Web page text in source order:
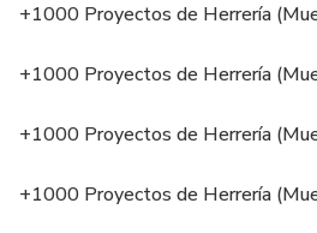
+1000 Proyectos de Herrería
+1000 Proyectos de Herrería
+1000 Proyectos de Herrería
+1000 Proyectos de Herrería